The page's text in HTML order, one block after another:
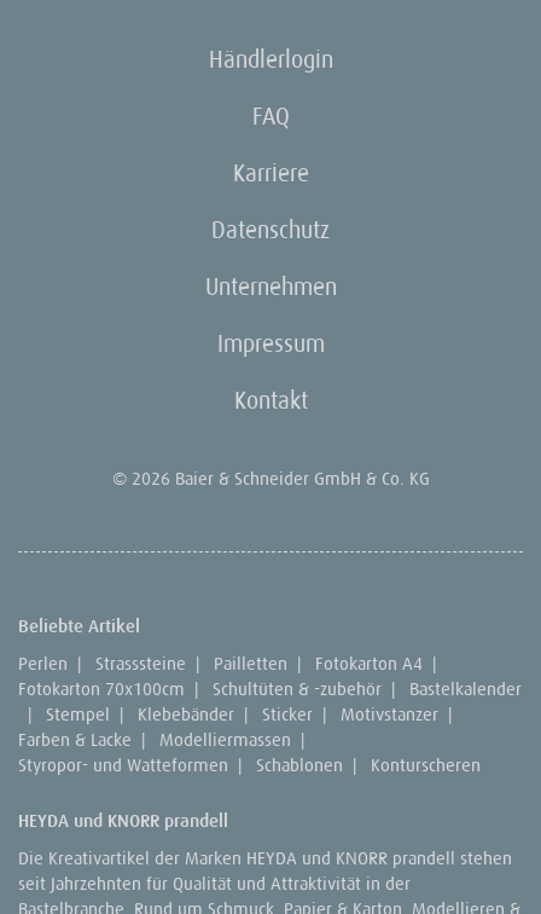
Händlerlogin
FAQ
Karriere
Datenschutz
Unternehmen
Impressum
Kontakt
© 2026 Baier & Schneider GmbH & Co. KG
Beliebte Artikel
Perlen | Strasssteine | Pailletten | Fotokarton A4 |
Fotokarton 70x100cm | Schultüten & -zubehör |
Bastelkalender
|
Stempel | Klebebänder | Sticker | Motivstanzer |
Farben & Lacke | Modelliermassen |
Styropor- und Watteformen | Schablonen | Konturscheren
HEYDA und KNORR prandell
Die Kreativartikel der Marken HEYDA und KNORR prandell stehen
seit Jahrzehnten für Qualität und Attraktivität in der
Bastelbranche. Rund um Schmuck, Papier & Karton, Modellieren &